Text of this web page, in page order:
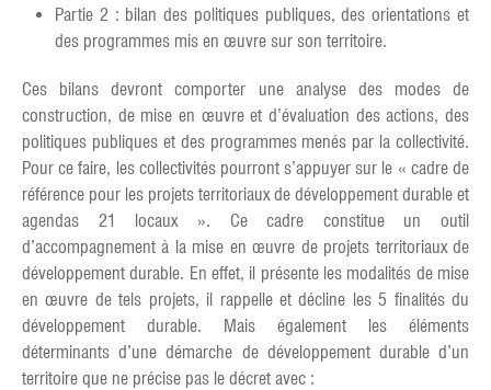
Partie 2 : bilan des politiques publiques, des orientations et
des programmes mis en œuvre sur son territoire.
Ces bilans devront comporter une analyse des modes de
construction, de mise en œuvre et d’évaluation des actions, des
politiques publiques et des programmes menés par la collectivité.
Pour ce faire, les collectivités pourront s’appuyer sur le « cadre de
référence pour les projets territoriaux de développement durable et
agendas 21 locaux ». Ce cadre constitue un outil
d’accompagnement à la mise en œuvre de projets territoriaux de
développement durable. En effet, il présente les modalités de mise
en œuvre de tels projets, il rappelle et décline les 5 finalités du
développement durable. Mais également les éléments
déterminants d’une démarche de développement durable d’un
territoire que ne précise pas le décret avec :